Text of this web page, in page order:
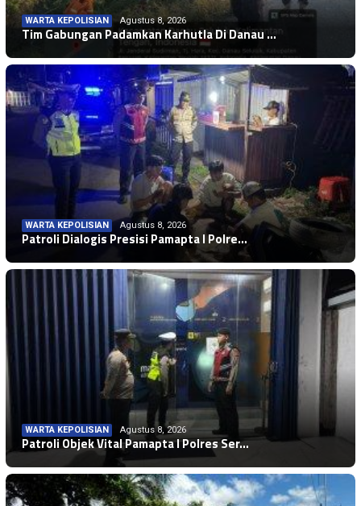
WARTA KEPOLISIAN Agustus 8, 2026
Tim Gabungan Padamkan Karhutla Di Danau …
WARTA KEPOLISIAN Agustus 8, 2026
Patroli Dialogis Presisi Pamapta I Polre…
WARTA KEPOLISIAN Agustus 8, 2026
Patroli Objek Vital Pamapta I Polres Ser…